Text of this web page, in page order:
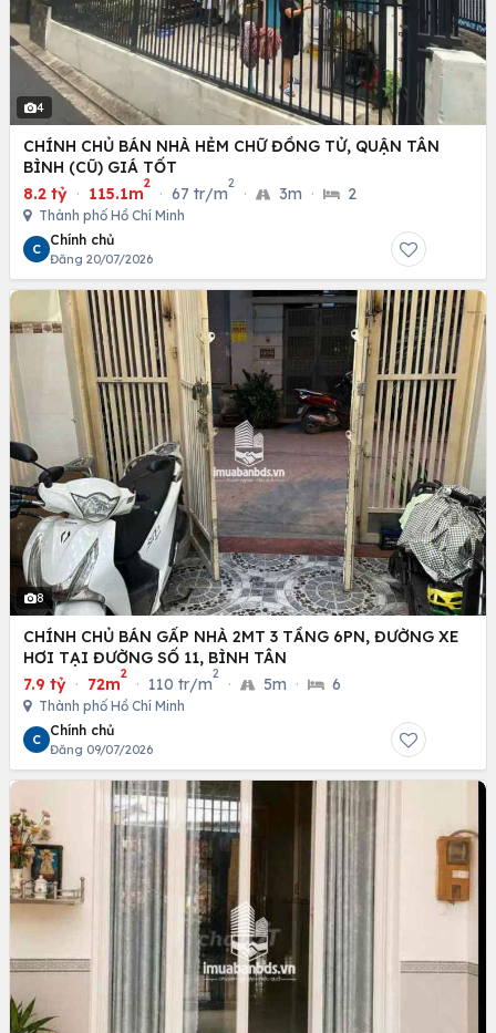
4
CHÍNH CHỦ BÁN NHÀ HẺM CHỮ ĐỒNG TỬ, QUẬN TÂN
BÌNH (CŨ) GIÁ TỐT
8.2 tỷ · 115.1m
2
· 67 tr/m
2
· 3m · 2
Thành phố Hồ Chí Minh
C
Chính chủ
Đăng 20/07/2026
8
CHÍNH CHỦ BÁN GẤP NHÀ 2MT 3 TẦNG 6PN, ĐƯỜNG XE
HƠI TẠI ĐƯỜNG SỐ 11, BÌNH TÂN
7.9 tỷ · 72m
2
· 110 tr/m
2
· 5m · 6
Thành phố Hồ Chí Minh
C
Chính chủ
Đăng 09/07/2026